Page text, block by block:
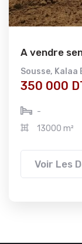
A vendre
Sousse, Kalaa
350 000
-
13000 m²
Voir Les